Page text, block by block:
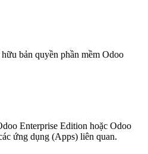
bản quyền phần mềm Odoo
Enterprise Edition hoặc Odoo
ứng dụng (Apps) liên quan.